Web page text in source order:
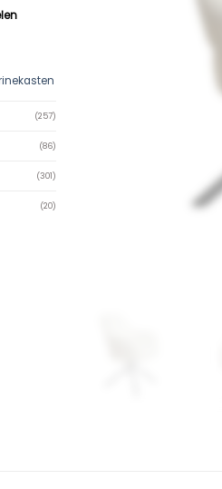
(257)
(86)
(301)
(20)